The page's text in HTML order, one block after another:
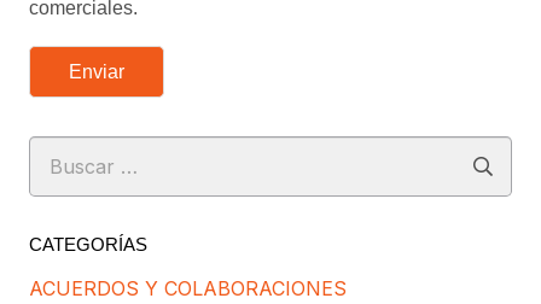
comerciales.
Enviar
Buscar:
CATEGORÍAS
ACUERDOS Y COLABORACIONES